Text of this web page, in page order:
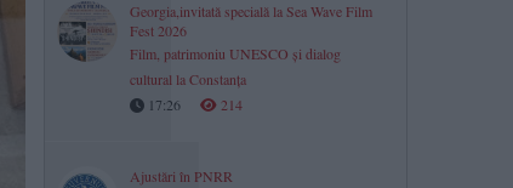
Georgia,invitată specială la Sea Wave Film
Fest 2026
Film, patrimoniu UNESCO și dialog
cultural la Constanța
17:26
214
Ajustări în PNRR